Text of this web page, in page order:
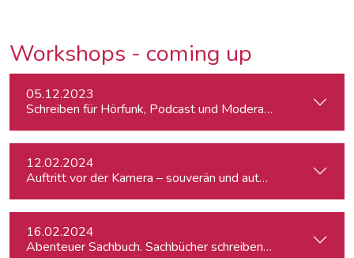
Workshops - coming up
05.12.2023
Schreiben für Hörfunk, Podcast und Moderation
12.02.2024
Auftritt vor der Kamera – souverän und authentisch
16.02.2024
Abenteuer Sachbuch. Sachbücher schreiben für